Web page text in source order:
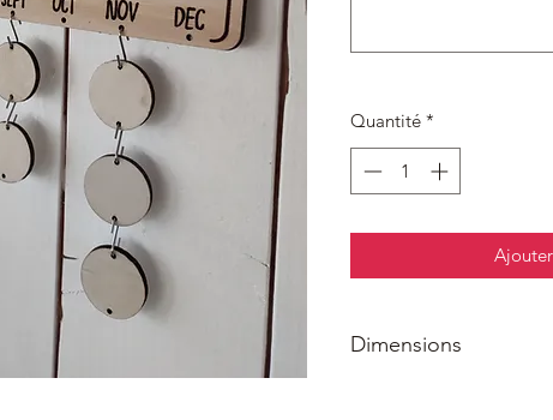
Quantité *
Dimensions